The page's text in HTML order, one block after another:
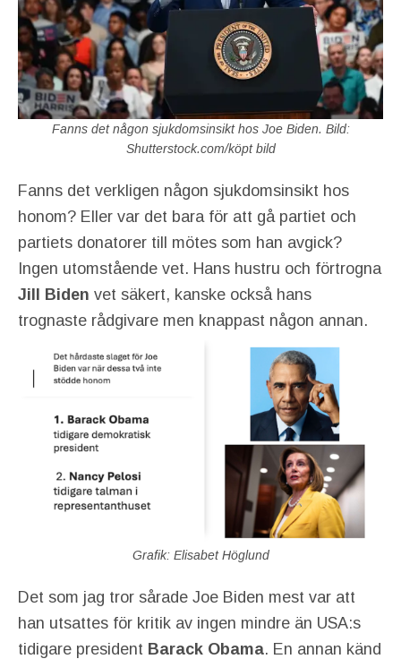
Fanns det någon sjukdomsinsikt hos Joe Biden. Bild:
Shutterstock.com/köpt bild
Fanns det verkligen någon sjukdomsinsikt hos
honom? Eller var det bara för att gå partiet och
partiets donatorer till mötes som han avgick?
Ingen utomstående vet. Hans hustru och förtrogna
Jill Biden vet säkert, kanske också hans
trognaste rådgivare men knappast någon annan.
Grafik: Elisabet Höglund
Det som jag tror sårade Joe Biden mest var att
han utsattes för kritik av ingen mindre än USA:s
tidigare president Barack Obama. En annan känd